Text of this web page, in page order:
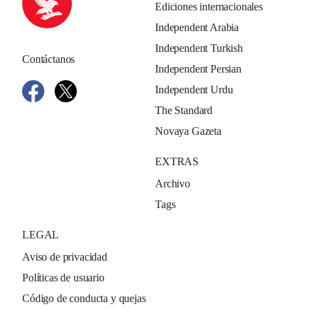
Contáctanos
Ediciones internacionales
Independent Arabia
Independent Turkish
Independent Persian
Independent Urdu
The Standard
Novaya Gazeta
EXTRAS
Archivo
Tags
LEGAL
Aviso de privacidad
Políticas de usuario
Código de conducta y quejas